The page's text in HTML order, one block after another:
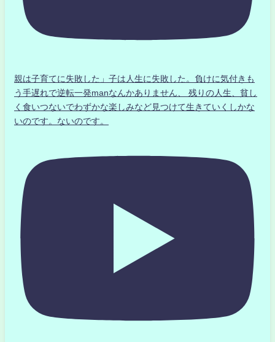
親は子育てに失敗した」子は人生に失敗した。負けに気付きも
う手遅れで逆転一発manなんかありません、 残りの人生、貧し
く食いつないでわずかな楽しみなど見つけて生きていくしかな
いのです。ないのです。